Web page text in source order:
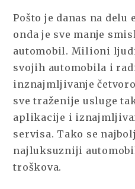
Pošto je danas na delu
onda je sve manje
automobil. Milioni
svojih automobila i
inznajmljivanje
sve traženije usluge
aplikacije i
servisa. Tako se
najluksuzniji
troškova.